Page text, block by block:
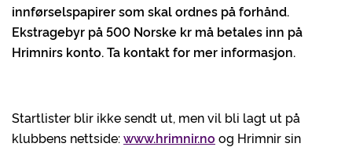
innførselspapirer som skal ordnes på forhånd.
Ekstragebyr på 500 Norske kr må betales inn på
Hrimnirs konto. Ta kontakt for mer informasjon.
Startlister blir ikke sendt ut, men vil bli lagt ut på
klubbens nettside:www.hrimnir.noog Hrimnir sin